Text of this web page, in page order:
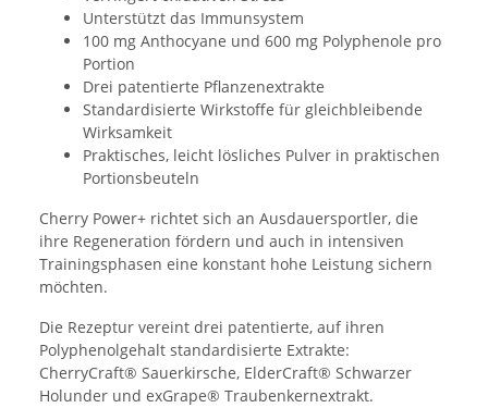
Unterstützt das Immunsystem
100 mg Anthocyane und 600 mg Polyphenole pro
Portion
Drei patentierte Pflanzenextrakte
Standardisierte Wirkstoffe für gleichbleibende
Wirksamkeit
Praktisches, leicht lösliches Pulver in praktischen
Portionsbeuteln
Cherry Power+ richtet sich an Ausdauersportler, die
ihre Regeneration fördern und auch in intensiven
Trainingsphasen eine konstant hohe Leistung sichern
möchten.
Die Rezeptur vereint drei patentierte, auf ihren
Polyphenolgehalt standardisierte Extrakte:
CherryCraft® Sauerkirsche, ElderCraft® Schwarzer
Holunder und exGrape® Traubenkernextrakt.